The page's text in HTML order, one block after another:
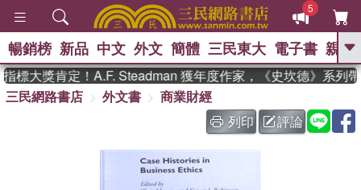
5
GO
熱搜： 東野圭吾
The Odyssey 、 父親節 、 如果歷
史是一群喵 、 暑期推薦 、 國際布克
獎 臺灣漫遊錄 、 方念華
登輝時代 、
偉大的迷走神經
暢銷榜 新品 中文 外文 簡體 三民東大 電子書 親子
標大獎肯定！A.F. Steadman 獲年度作家，《史坎德》系列帶
三民網路書店
外文書
商業財經
列印
評論